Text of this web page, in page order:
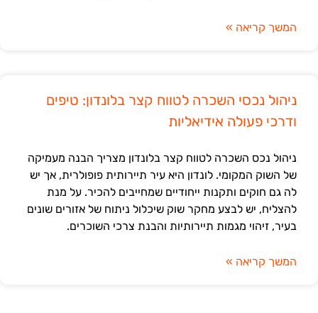
המשך קריאה »
ניהול נכסי השכרה לטווח קצר בלונדון: טיפים
ודרכי פעולה אידיאליות
ניהול נכס השכרה לטווח קצר בלונדון מצריך הבנה מעמיקה
של השוק המקומי. לונדון היא עיר תיירותית פופולרית, אך יש
לה גם חוקים ותקנות ייחודיים שמחייבים להכיר. על מנת
להצליח, יש לבצע מחקר שוק שיכלול ניתוח של אזורים שונים
בעיר, זיהוי מגמות תיירותיות והבנת צרכי השוכרים.
המשך קריאה »